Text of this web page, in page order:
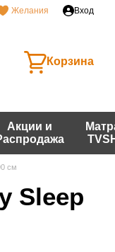
Желания Вход
Корзина
Акции и
см
Sleep